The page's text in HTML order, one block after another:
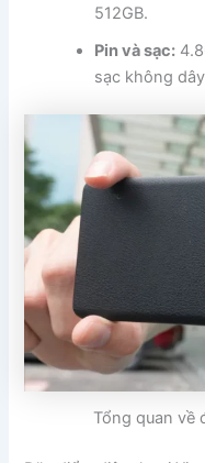
512GB.
Pin và sạc:
sạc không
Tổng quan về